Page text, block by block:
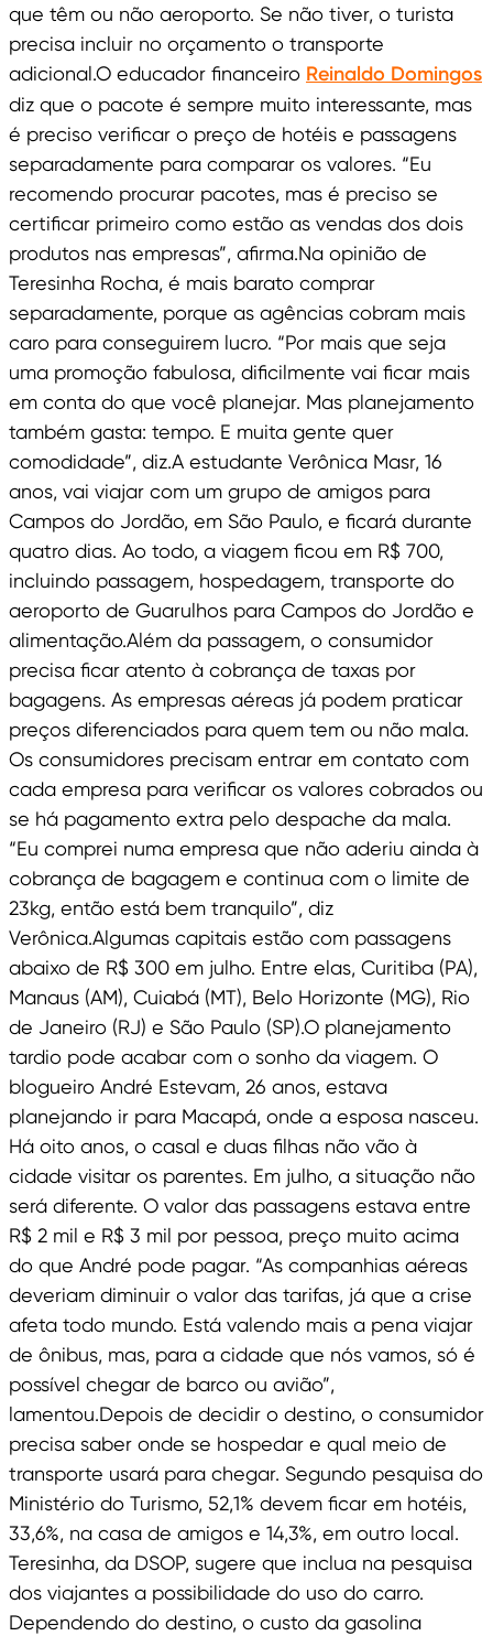
que têm ou não aeroporto. Se não tiver, o turista
precisa incluir no orçamento o transporte
adicional.O educador financeiro Reinaldo Domingos
diz que o pacote é sempre muito interessante, mas
é preciso verificar o preço de hotéis e passagens
separadamente para comparar os valores. “Eu
recomendo procurar pacotes, mas é preciso se
certificar primeiro como estão as vendas dos dois
produtos nas empresas”, afirma.Na opinião de
Teresinha Rocha, é mais barato comprar
separadamente, porque as agências cobram mais
caro para conseguirem lucro. “Por mais que seja
uma promoção fabulosa, dificilmente vai ficar mais
em conta do que você planejar. Mas planejamento
também gasta: tempo. E muita gente quer
comodidade”, diz.A estudante Verônica Masr, 16
anos, vai viajar com um grupo de amigos para
Campos do Jordão, em São Paulo, e ficará durante
quatro dias. Ao todo, a viagem ficou em R$ 700,
incluindo passagem, hospedagem, transporte do
aeroporto de Guarulhos para Campos do Jordão e
alimentação.Além da passagem, o consumidor
precisa ficar atento à cobrança de taxas por
bagagens. As empresas aéreas já podem praticar
preços diferenciados para quem tem ou não mala.
Os consumidores precisam entrar em contato com
cada empresa para verificar os valores cobrados ou
se há pagamento extra pelo despache da mala.
“Eu comprei numa empresa que não aderiu ainda à
cobrança de bagagem e continua com o limite de
23kg, então está bem tranquilo”, diz
Verônica.Algumas capitais estão com passagens
abaixo de R$ 300 em julho. Entre elas, Curitiba (PA),
Manaus (AM), Cuiabá (MT), Belo Horizonte (MG), Rio
de Janeiro (RJ) e São Paulo (SP).O planejamento
tardio pode acabar com o sonho da viagem. O
blogueiro André Estevam, 26 anos, estava
planejando ir para Macapá, onde a esposa nasceu.
Há oito anos, o casal e duas filhas não vão à
cidade visitar os parentes. Em julho, a situação não
será diferente. O valor das passagens estava entre
R$ 2 mil e R$ 3 mil por pessoa, preço muito acima
do que André pode pagar. “As companhias aéreas
deveriam diminuir o valor das tarifas, já que a crise
afeta todo mundo. Está valendo mais a pena viajar
de ônibus, mas, para a cidade que nós vamos, só é
possível chegar de barco ou avião”,
lamentou.Depois de decidir o destino, o consumidor
precisa saber onde se hospedar e qual meio de
transporte usará para chegar. Segundo pesquisa do
Ministério do Turismo, 52,1% devem ficar em hotéis,
33,6%, na casa de amigos e 14,3%, em outro local.
Teresinha, da DSOP, sugere que inclua na pesquisa
dos viajantes a possibilidade do uso do carro.
Dependendo do destino, o custo da gasolina